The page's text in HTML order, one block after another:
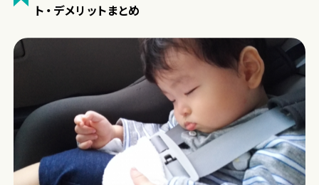
ト・デメリットまとめ